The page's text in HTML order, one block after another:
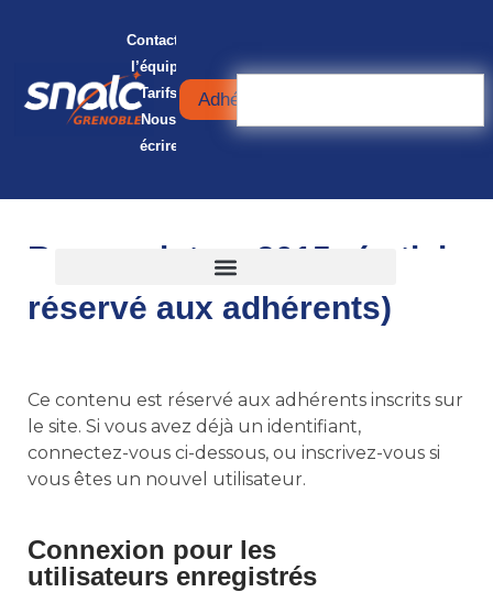
Contacter
l’équipe
Tarifs
Nous
écrire
Adhérer
Barres intra 2015 (article
réservé aux adhérents)
Ce contenu est réservé aux adhérents inscrits sur
le site. Si vous avez déjà un identifiant,
connectez-vous ci-dessous, ou inscrivez-vous si
vous êtes un nouvel utilisateur.
Connexion pour les
utilisateurs enregistrés